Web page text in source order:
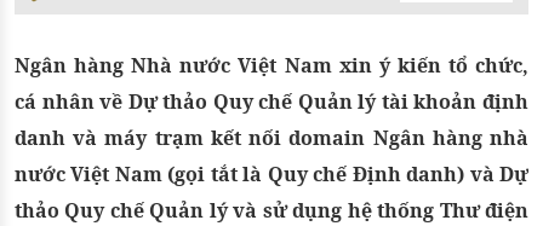
Ngân hàng Nhà nước Việt Nam xin ý kiến tổ chức,
cá nhân về Dự thảo Quy chế Quản lý tài khoản định
danh và máy trạm kết nối domain Ngân hàng nhà
nước Việt Nam (gọi tắt là Quy chế Định danh) và Dự
thảo Quy chế Quản lý và sử dụng hệ thống Thư điện